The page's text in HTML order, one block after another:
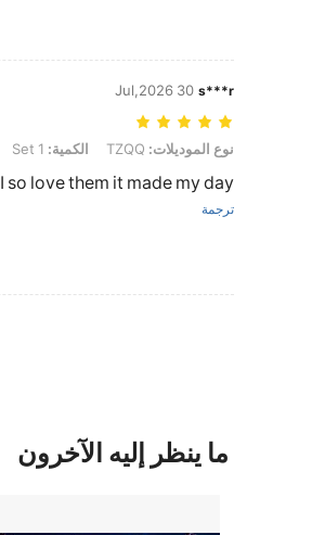
s***r
30 Jul,2026
نوع الموديلات: TZQQ, الكمية: 1 Set, مقاس: 4
نوع الموديلات: الكمية:
I so love them it made my day
ترجمة
ما ينظر إليه الآخرون